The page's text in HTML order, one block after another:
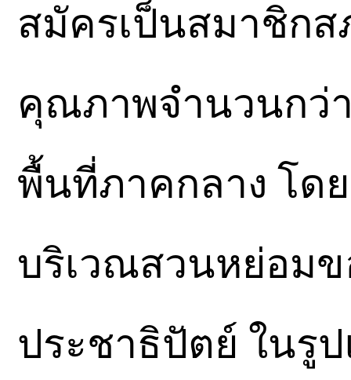
สมัครเป็นสมาชิก
คุณภาพจำนวนกว่า
พื้นที่ภาคกลาง โด
บริเวณสวนหย่อม
ประชาธิปัตย์ ในรู